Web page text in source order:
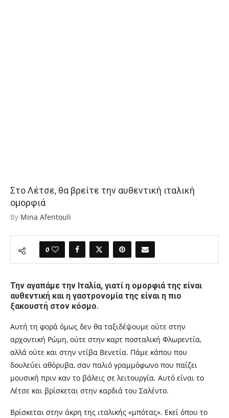
Στο Λέτσε, θα βρείτε την αυθεντική ιταλική
ομορφιά
By Mina Afentouli
0
Την αγαπάμε την Ιταλία, γιατί η ομορφιά της είναι
αυθεντική και η γαστρονομία της είναι η πιο
ξακουστή στον κόσμο.
Αυτή τη φορά όμως δεν θα ταξιδέψουμε ούτε στην
αρχοντική Ρώμη, ούτε στην καρτ ποσταλική Φλωρεντία,
αλλά ούτε και στην ντίβα Βενετία. Πάμε κάπου που
δουλεύει αθόρυβα, σαν παλιό γραμμόφωνο που παίζει
μουσική πριν καν το βάλεις σε λειτουργία. Αυτό είναι το
Λέτσε και βρίσκεται στην καρδιά του Σαλέντο.
Βρίσκεται στην άκρη της ιταλικής «μπότας». Εκεί όπου το